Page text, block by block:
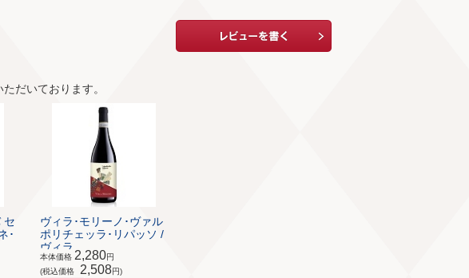
だいております。
セ
･
ヴィラ･モリーノ･ヴァル
ポリチェッラ･リパッソ /
ヴィラ...
本体価格 2,280円
(税込価格
2,508円)